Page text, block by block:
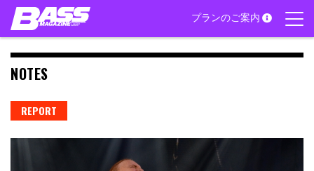
Skip
content
プランのご案内
NOTES
REPORT